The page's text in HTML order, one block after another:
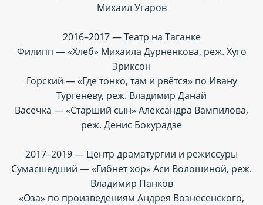
Михаил Угаров
2016–2017 — Театр на Таганке
Филипп — «Хлеб» Михаила Дурненкова, реж. Хуго
Эриксон
Горский — «Где тонко, там и рвётся» по Ивану
Тургеневу, реж. Владимир Данай
Васечка — «Старший сын» Александра Вампилова,
реж. Денис Бокурадзе
2017–2019 — Центр драматургии и режиссуры
Сумасшедший — «Гибнет хор» Аси Волошиной, реж.
Владимир Панков
«Оза» по произведениям Андрея Вознесенского,